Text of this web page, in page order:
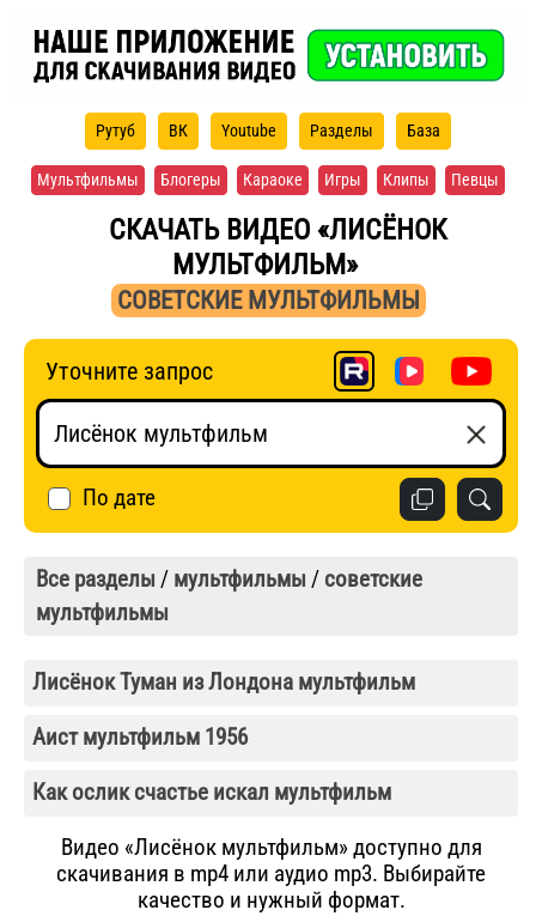
Рутуб ВК Youtube Разделы База
Мультфильмы Блогеры Караоке Игры Клипы Певцы
СКАЧАТЬ ВИДЕО «ЛИСЁНОК
МУЛЬТФИЛЬМ»
СОВЕТСКИЕ МУЛЬТФИЛЬМЫ
Уточните запрос
По дате
Все разделы / мультфильмы / советские
мультфильмы
Лисёнок Туман из Лондона мультфильм
Аист мультфильм 1956
Как ослик счастье искал мультфильм
Видео «Лисёнок мультфильм» доступно для
скачивания в mp4 или аудио mp3. Выбирайте
качество и нужный формат.